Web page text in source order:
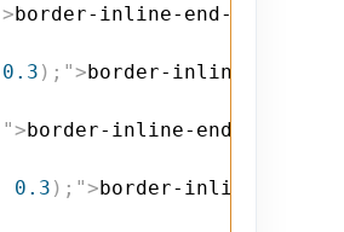
>border-inline-end-color:
0.3 ) ; ">border-inline-end-
">border-inline-end-color:
0.3 ) ; ">border-inline-end-